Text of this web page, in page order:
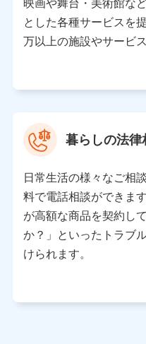
り）
東京都千代田区永田町2丁
株式会社NTTドコモ 代
東京都中央区日本橋人形
ビル 3F
※ 当社および株式会社
データ憲章」に定める行
※ パーソナルデータダッ
理」の設定状態にかかわ
※ dポイントクラブ会員で
日以降、一度もdポイント
個人データは、こちら の
用します。
映画や舞台・美術館な
とした各種サービスを
万以上の施設やサービ
暮らしの法律
日常生活の様々なご相
料で電話相談ができま
が高額な商品を契約し
か？」といったトラブ
けられます。